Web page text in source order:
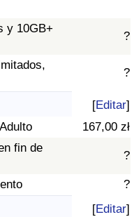
y 10GB+
?
?
[Editar]
167,00 zł
fin de
?
?
[Editar]